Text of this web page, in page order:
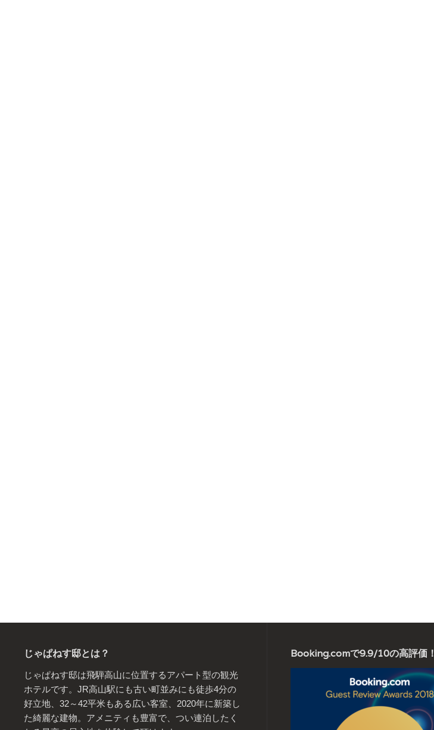
じゃぱねす邸とは？
じゃぱねす邸は飛騨高山に位置するアパート型の観光
ホテルです。JR高山駅にも古い町並みにも徒歩4分の
好立地、32～42平米もある広い客室、2020年に新築し
た綺麗な建物。アメニティも豊富で、つい連泊したく
Booking.comで9.9/10の高評価！